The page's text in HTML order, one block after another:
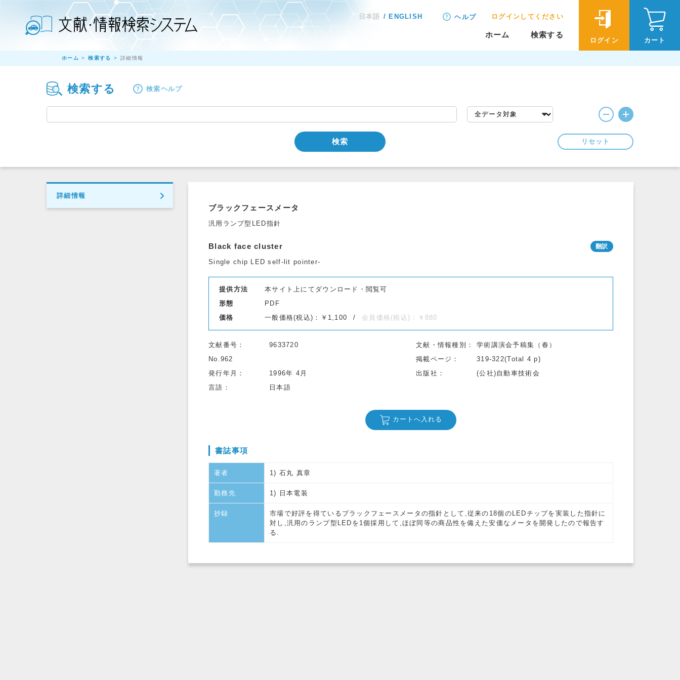
日本語 ENGLISH ヘルプ ログインしてください
ホーム 検索する
ログイン カート
ホーム 検索する 詳細情報
検索する 検索ヘルプ
検索 リセット
詳細情報
ブラックフェースメータ
汎用ランプ型LED指針
Black face cluster
Single chip LED self-lit pointer-
提供方法
本サイト上にてダウンロード・閲覧可
形態
PDF
価格
一般価格(税込)：￥1,100 会員価格(税込)：￥880
文献番号 9633720 文献・情報種別
学術講演会予稿集（春）
No.962
掲載ページ
319-322(Total 4 p)
発行年月
1996年 4月 出版社
(公社)自動車技術会
言語
日本語
カートへ入れる
書誌事項
著者 1) 石丸 真章
勤務先 1) 日本電装
抄録
市場で好評を得ているブラックフェースメータの指針として,従来の18個のLEDチップを実装した指針に
対し,汎用のランプ型LEDを1個採用して,ほぼ同等の商品性を備えた安価なメータを開発したので報告す
る.